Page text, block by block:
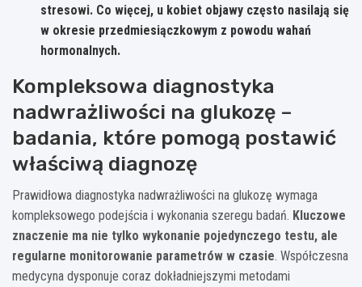
stresowi. Co więcej, u kobiet objawy często nasilają się
w okresie przedmiesiączkowym z powodu wahań
hormonalnych.
Kompleksowa diagnostyka
nadwrażliwości na glukozę –
badania, które pomogą postawić
właściwą diagnozę
Prawidłowa diagnostyka nadwrażliwości na glukozę wymaga
kompleksowego podejścia i wykonania szeregu badań. Kluczowe
znaczenie ma nie tylko wykonanie pojedynczego testu, ale
regularne monitorowanie parametrów w czasie. Współczesna
medycyna dysponuje coraz dokładniejszymi metodami